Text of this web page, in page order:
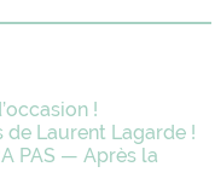
!
de Laurent Lagarde !
PAS — Après la